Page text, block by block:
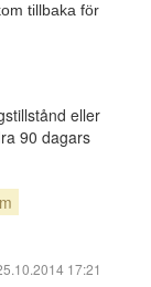
tillbaka för
eller
90 dagars
17:21